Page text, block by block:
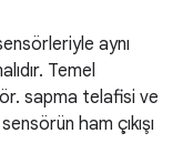
aynı
Temel
sapma telafisi ve
ham çıkışı